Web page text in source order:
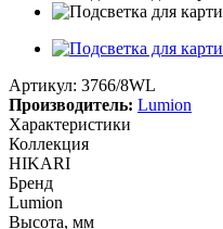
Артикул: 3766/8WL
Производитель: Lumion
Характеристики
Коллекция
HIKARI
Бренд
Lumion
Высота, мм